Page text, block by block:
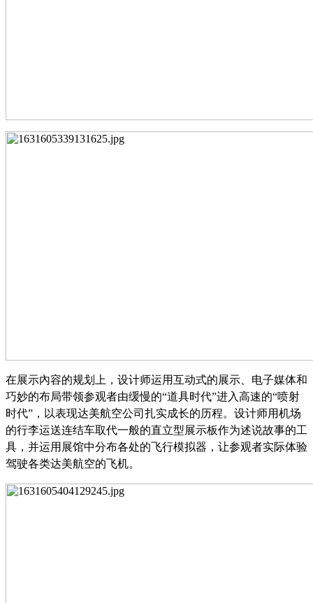
在展示內容的规划上，设计师运用互动式的展示、电子媒体和
巧妙的布局带领参观者由缓慢的“道具时代”进入高速的“喷射
时代”，以表现达美航空公司扎实成长的历程。设计师用机场
的行李运送连结车取代一般的直立型展示板作为述说故事的工
具，并运用展馆中分布各处的飞行模拟器，让参观者实际体验
驾驶各类达美航空的飞机。